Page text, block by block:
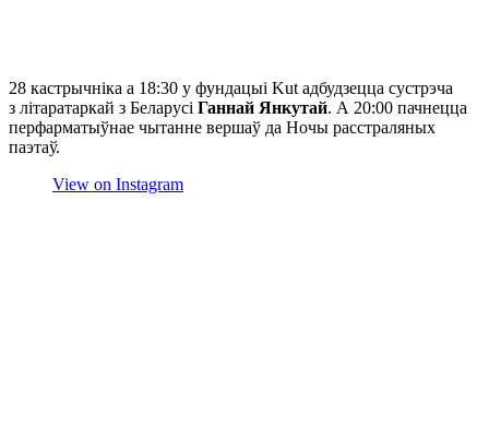
28 кастрычніка а 18:30 у фундацыі Kut адбудзецца сустрэча
з літаратаркай з Беларусі Ганнай Янкутай. А 20:00 пачнецца
перфарматыўнае чытанне вершаў да Ночы расстраляных
паэтаў.
View on Instagram